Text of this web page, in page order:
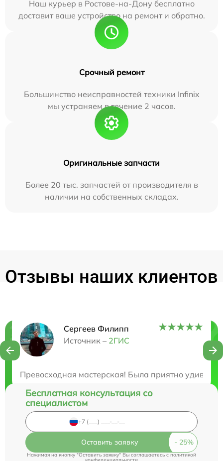
Наш курьер в Ростове-на-Дону бесплатно
доставит ваше устройство на ремонт и обратно.
Срочный ремонт
Большинство неисправностей техники Infinix
мы устраняем в течение 2 часов.
Оригинальные запчасти
Более 20 тыс. запчастей от производителя в
наличии на собственных складах.
Отзывы наших клиентов
Сергеев Филипп
Источник – 2ГИС
Превосходная мастерская! Была приятно
Нужна консультация?
Бесплатная консультация со
специалистом
Оставить заявку
Нажимая на кнопку "Оставить заявку" Вы соглашаетесь cполитикой
конфиденциальности